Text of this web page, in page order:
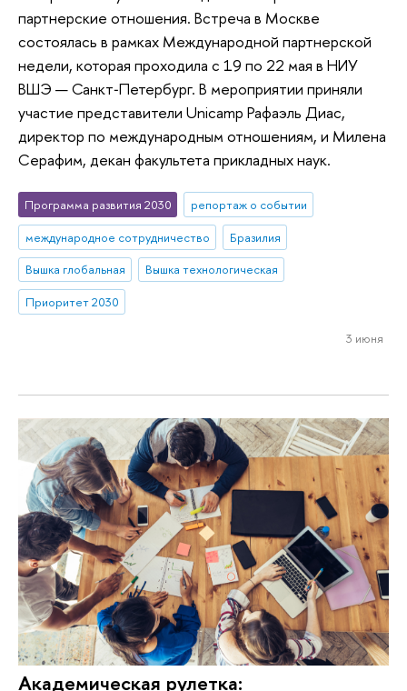
партнерские отношения. Встреча в Москве
состоялась в рамках Международной партнерской
недели, которая проходила с 19 по 22 мая в НИУ
ВШЭ — Санкт‑Петербург. В мероприятии приняли
участие представители Unicamp Рафаэль Диас,
директор по международным отношениям, и Милена
Серафим, декан факультета прикладных наук.
Программа развития 2030
репортаж о событии
международное сотрудничество
Бразилия
Вышка глобальная
Вышка технологическая
Приоритет 2030
3 июня
Академическая рулетка: